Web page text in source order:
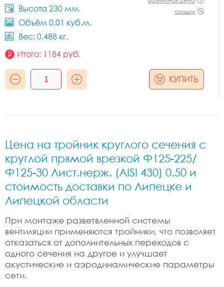
Высота 230 мм.
Объём 0.01 куб.м.
Вес: 0.488 кг.
скидки
Итого: 1184 руб.
КУПИТЬ
Цена на тройник круглого сечения с
круглой прямой врезкой Ф125-225/
Ф125-30 Лист.нерж. (AISI 430) 0.50 и
стоимость доставки по Липецке и
Липецкой области
При монтаже разветвленной системы
вентиляции применяются тройники, что позволяет
отказаться от дополнительных переходов с
одного сечения на другое и улучшает
акустические и аэродинамические параметры
сети.